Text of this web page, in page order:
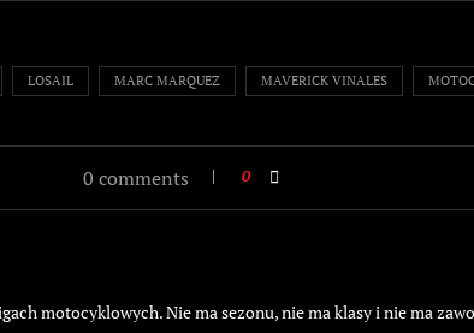
LOSAIL MARC MARQUEZ MAVERICK VINALES
0 comments 0
motocyklowych. Nie ma sezonu, nie ma klasy i nie ma